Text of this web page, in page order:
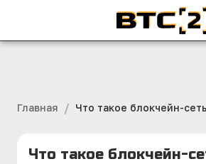
Главная / Что такое блокчейн-сеть
Что такое блокчейн-